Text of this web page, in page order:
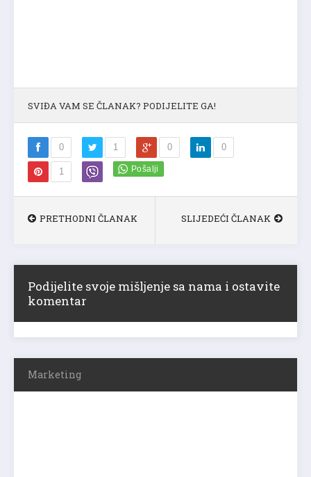
SVIĐA VAM SE ČLANAK? PODIJELITE GA!
0 1 0 0
1
PRETHODNI ČLANAK SLIJEDEĆI ČLANAK
Podijelite svoje mišljenje sa nama i ostavite
komentar
Marketing